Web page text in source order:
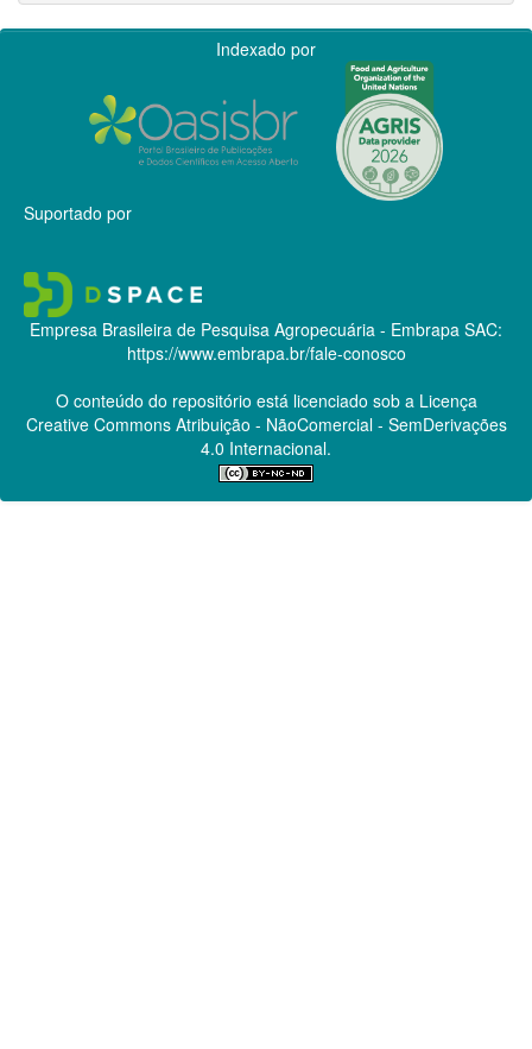
Indexado por
Suportado por
Empresa Brasileira de Pesquisa Agropecuária - Embrapa SAC:
https://www.embrapa.br/fale-conosco
O conteúdo do repositório está licenciado sob a Licença
Creative CommonsAtribuição - NãoComercial - SemDerivações
4.0 Internacional.